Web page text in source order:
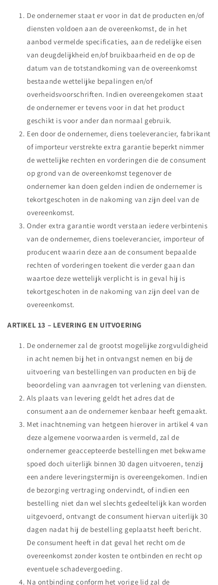
De ondernemer staat er voor in dat de producten en/of
diensten voldoen aan de overeenkomst, de in het
aanbod vermelde specificaties, aan de redelijke eisen
van deugdelijkheid en/of bruikbaarheid en de op de
datum van de totstandkoming van de overeenkomst
bestaande wettelijke bepalingen en/of
overheidsvoorschriften. Indien overeengekomen staat
de ondernemer er tevens voor in dat het product
geschikt is voor ander dan normaal gebruik.
Een door de ondernemer, diens toeleverancier, fabrikant
of importeur verstrekte extra garantie beperkt nimmer
de wettelijke rechten en vorderingen die de consument
op grond van de overeenkomst tegenover de
ondernemer kan doen gelden indien de ondernemer is
tekortgeschoten in de nakoming van zijn deel van de
overeenkomst.
Onder extra garantie wordt verstaan iedere verbintenis
van de ondernemer, diens toeleverancier, importeur of
producent waarin deze aan de consument bepaalde
rechten of vorderingen toekent die verder gaan dan
waartoe deze wettelijk verplicht is in geval hij is
tekortgeschoten in de nakoming van zijn deel van de
overeenkomst.
ARTIKEL 13 – LEVERING EN UITVOERING
De ondernemer zal de grootst mogelijke zorgvuldigheid
in acht nemen bij het in ontvangst nemen en bij de
uitvoering van bestellingen van producten en bij de
beoordeling van aanvragen tot verlening van diensten.
Als plaats van levering geldt het adres dat de
consument aan de ondernemer kenbaar heeft gemaakt.
Met inachtneming van hetgeen hierover in artikel 4 van
deze algemene voorwaarden is vermeld, zal de
ondernemer geaccepteerde bestellingen met bekwame
spoed doch uiterlijk binnen 30 dagen uitvoeren, tenzij
een andere leveringstermijn is overeengekomen. Indien
de bezorging vertraging ondervindt, of indien een
bestelling niet dan wel slechts gedeeltelijk kan worden
uitgevoerd, ontvangt de consument hiervan uiterlijk 30
dagen nadat hij de bestelling geplaatst heeft bericht.
De consument heeft in dat geval het recht om de
overeenkomst zonder kosten te ontbinden en recht op
eventuele schadevergoeding.
Na ontbinding conform het vorige lid zal de